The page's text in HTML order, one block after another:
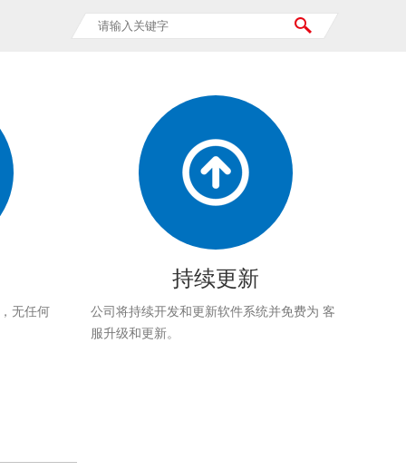
无任何
持续更新
公司将持续开发和更新软件系统并免费为 客
服升级和更新。